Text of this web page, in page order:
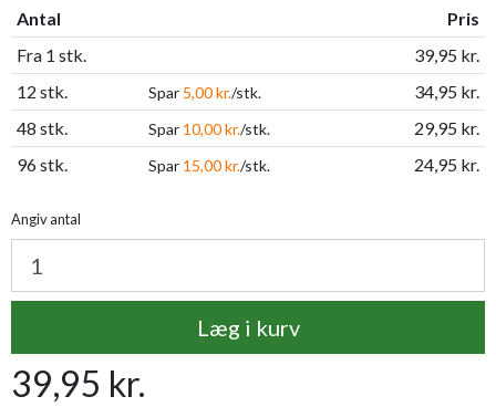
Antal
Pris
Fra 1 stk.
39,95 kr.
12 stk.
Spar 5,00 kr./stk.
34,95 kr.
48 stk.
Spar 10,00 kr./stk.
29,95 kr.
96 stk.
Spar 15,00 kr./stk. 24,95 kr.
Angiv antal
Læg i kurv
39,95 kr.